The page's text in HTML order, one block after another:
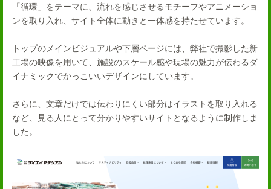
「循環」をテーマに、流れを感じさせるモチーフやアニメーショ
ンを取り入れ、サイト全体に動きと一体感を持たせています。
トップのメインビジュアルや下層ページには、弊社で撮影した新
工場の映像を用いて、施設のスケール感や現場の魅力が伝わるダ
イナミックでかっこいいデザインにしています。
さらに、文章だけでは伝わりにくい部分はイラストを取り入れる
など、見る人にとって分かりやすいサイトとなるように制作しま
した。